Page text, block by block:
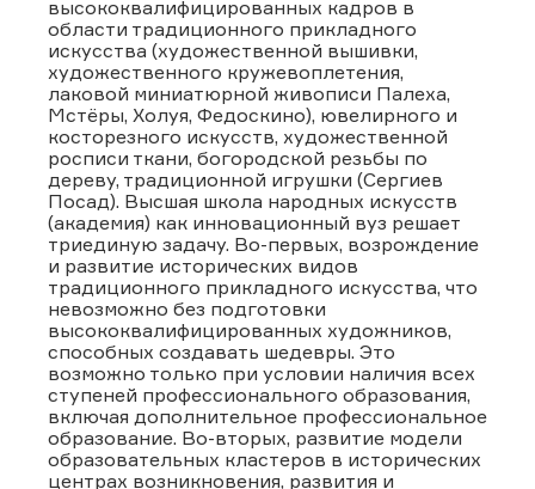
высококвалифицированных кадров в
области традиционного прикладного
искусства (художественной вышивки,
художественного кружевоплетения,
лаковой миниатюрной живописи Палеха,
Мстёры, Холуя, Федоскино), ювелирного и
косторезного искусств, художественной
росписи ткани, богородской резьбы по
дереву, традиционной игрушки (Сергиев
Посад). Высшая школа народных искусств
(академия) как инновационный вуз решает
триединую задачу. Во-первых, возрождение
и развитие исторических видов
традиционного прикладного искусства, что
невозможно без подготовки
высококвалифицированных художников,
способных создавать шедевры. Это
возможно только при условии наличия всех
ступеней профессионального образования,
включая дополнительное профессиональное
образование. Во-вторых, развитие модели
образовательных кластеров в исторических
центрах возникновения, развития и